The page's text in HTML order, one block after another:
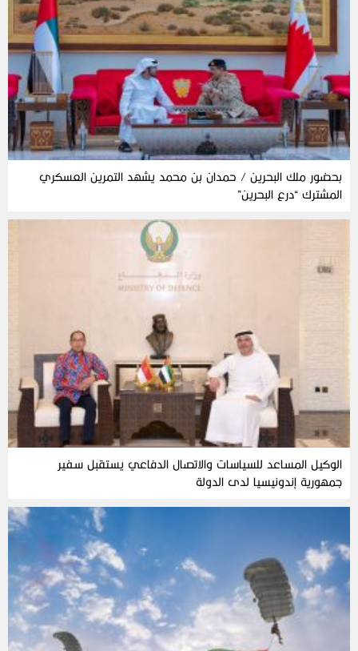
بحضور ملك البحرين / حمدان بن محمد يشهد التمرين العسكري
المشترك “درع البحرين”
الوكيل المساعد للسياسات والاتصال الدفاعي يستقبل سفير
جمهورية إندونيسيا لدى الدولة